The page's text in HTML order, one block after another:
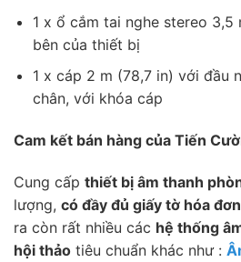
1 x ổ cắm tai nghe stereo 3,5
bên của thiết bị
1 x cáp 2 m (78,7 in) với đầu
chân, với khóa cáp
Cam kết bán hàng của Tiến
Cung cấp thiết bị âm thanh
lượng, có đầy đủ giấy tờ hóa
ra còn rất nhiều các hệ thống
hội thảo tiêu chuẩn khác như :